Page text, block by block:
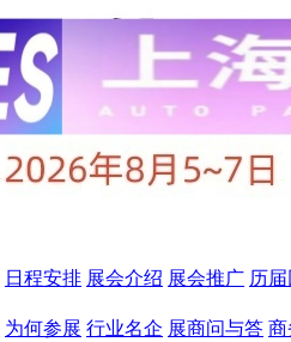
日程安排 展会介绍 展会推广 历
为何参展 行业名企 展商问与答 商